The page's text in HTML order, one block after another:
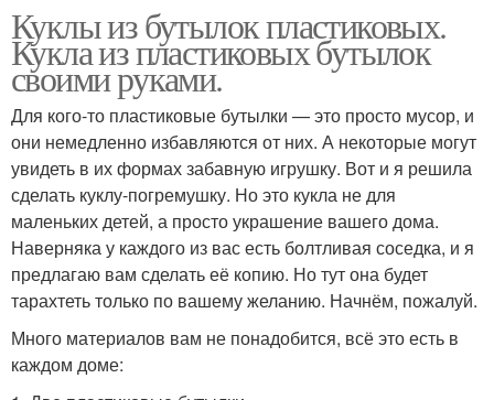
Куклы из бутылок пластиковых.
Кукла из пластиковых бутылок
своими руками.
Для кого-то пластиковые бутылки — это просто мусор, и
они немедленно избавляются от них. А некоторые могут
увидеть в их формах забавную игрушку. Вот и я решила
сделать куклу-погремушку. Но это кукла не для
маленьких детей, а просто украшение вашего дома.
Наверняка у каждого из вас есть болтливая соседка, и я
предлагаю вам сделать её копию. Но тут она будет
тарахтеть только по вашему желанию. Начнём, пожалуй.
Много материалов вам не понадобится, всё это есть в
каждом доме: